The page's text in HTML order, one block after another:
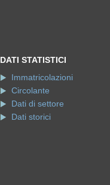
DATI STATISTICI
Immatricolazioni
Circolante
Dati di settore
Dati storici